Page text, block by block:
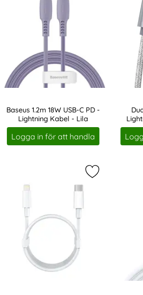
Baseus 1.2m 18W USB-C PD -
Lightning Kabel - Lila
Art. nr 11618
Logga in för att handla
Art. nr
Markera